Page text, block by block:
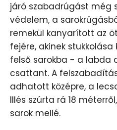
járó szabadrúgást még
védelem, a
remekül kanyarított az
fejére, akinek
felső sarokba - a labda
csattant. A
adhatott középre, a
Illés szúrta rá 18
sarok mellé.